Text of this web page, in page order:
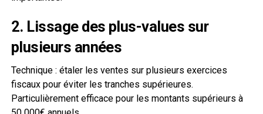
2. Lissage des plus-values sur
plusieurs années
Technique : étaler les ventes sur plusieurs exercices
fiscaux pour éviter les tranches supérieures.
Particulièrement efficace pour les montants supérieurs à